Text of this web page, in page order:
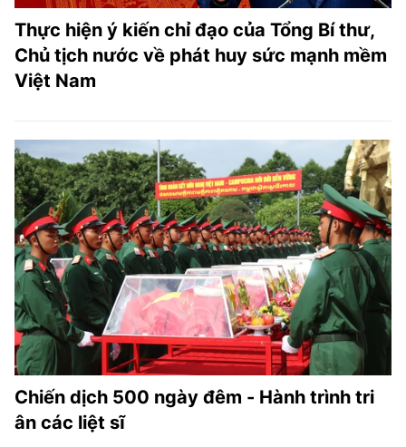
Thực hiện ý kiến chỉ đạo của Tổng Bí thư,
Chủ tịch nước về phát huy sức mạnh mềm
Việt Nam
Chiến dịch 500 ngày đêm - Hành trình tri
ân các liệt sĩ